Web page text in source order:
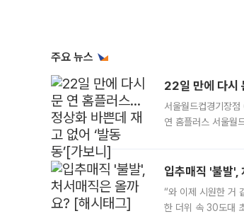
주요 뉴스
22일 만에 다시
서울월드컵경기장
연 홈플러스 서울월
입추매직 '불발',
“와 이제 시원한 거
한 더위 속 30도대